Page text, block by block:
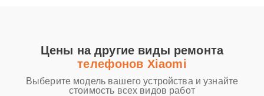
Цены на другие виды ремонта
телефонов Xiaomi
Выберите модель вашего устройства и узнайте
стоимость всех видов работ